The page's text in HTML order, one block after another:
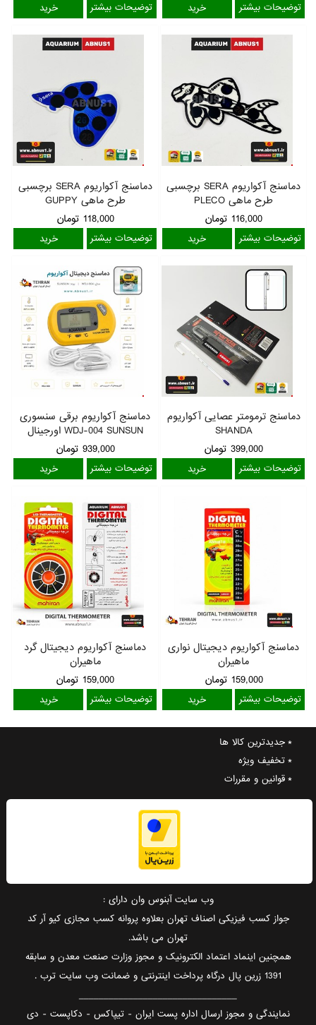
توضیحات بیشتر توضیحات بیشتر
دماسنج آکواریوم SERA برچسبی
طرح ماهی PLECO
116,000تومان
توضیحات بیشتر
دماسنج آکواریوم SERA برچسبی
طرح ماهی GUPPY
118,000 تومان
توضیحات بیشتر
دماسنج ترمومتر عصایی آکواریوم
SHANDA
399,000تومان
توضیحات بیشتر
دماسنج آکواریوم برقی سنسوری
WDJ-004 SUNSUN اورجینال
939,000 تومان
توضیحات بیشتر
دماسنج آکواریوم دیجیتال نواری
ماهیران
159,000 تومان
توضیحات بیشتر
دماسنج آکواریوم دیجیتال گرد
ماهیران
159,000 تومان
توضیحات بیشتر
جدیدترین کالا ها
تخفیف ویژه
قوانین و مقررات
وب سایت آبنوس وان دارای :
جواز کسب فیزیکی اصناف تهران بعلاوه پروانه کسب مجازی کیو آر کد
تهران می باشد.
همچنین اینماد اعتماد الکترونیک و مجوز وزارت صنعت معدن و سابقه
1391 زرین پال درگاه پرداخت اینترنتی و ضمانت وب سایت ترب .
________________________________
نمایندگی و مجوز ارسال اداره پست ایران - تیپاکس - دکاپست - دی